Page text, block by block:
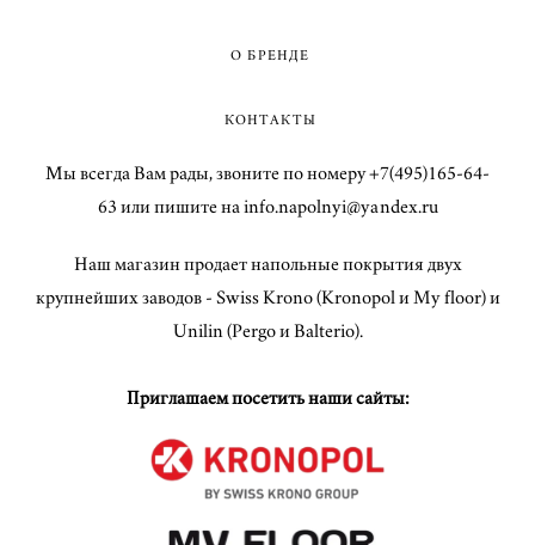
О БРЕНДЕ
КОНТАКТЫ
Мы всегда Вам рады, звоните по номеру +7(495)165-64-
63 или пишите на info.napolnyi@yandex.ru
Наш магазин продает напольные покрытия двух
крупнейших заводов - Swiss Krono (Kronopol и My floor) и
Unilin (Pergo и Balterio).
Приглашаем посетить наши сайты: